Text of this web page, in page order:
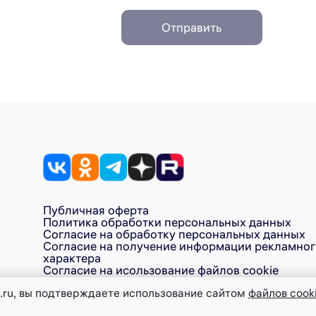
установите смарт-пульт с ИК-передатчиком в
Smart или Smart Life — и добавьте устройство,
найдите модель по производителю ,
с Алисой») подключите пульт к умной колонке,
Отправить
Публичная оферта
Политика обработки персональных данных
Согласие на обработку персональных данных
Согласие на получение информации
характера
Согласие на исользование файлов cookie
ТМ NORD – ООО «Диорит-Технис» +7 (999) 577-
не отражая изменения в данном каталоге. ©Nord, 2026
вы подтверждаете использование сайтом файлов